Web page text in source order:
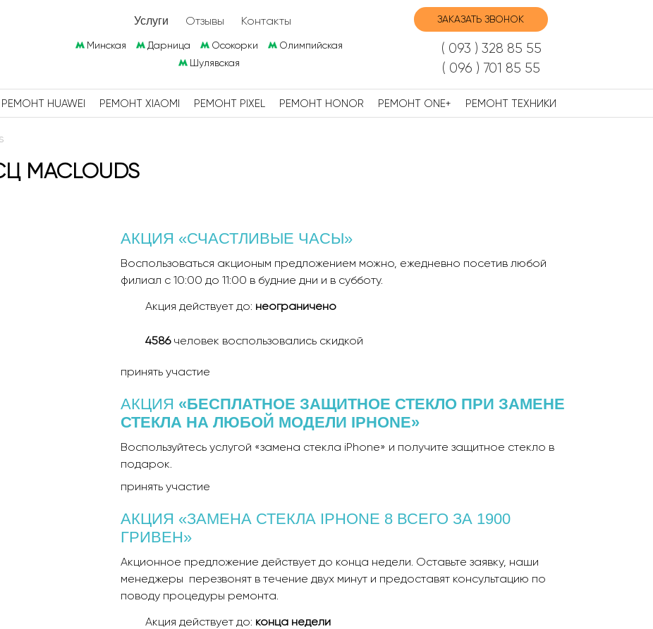
Услуги Отзывы Контакты
Минская Дарница Осокорки
Олимпийская
Шулявская
ЗАКАЗАТЬ ЗВОНОК
( 093 ) 328 85 55
( 096 ) 701 85 55
РЕМОНТ HUAWEI РЕМОНТ XIAOMI РЕМОНТ PIXEL РЕМОНТ HONOR РЕМОНТ ONE+ РЕМОНТ ТЕХНИКИ
MACLOUDS
АКЦИЯ «СЧАСТЛИВЫЕ ЧАСЫ»
Воспользоваться акционым предложением можно, ежедневно посетив любой
филиал с 10:00 до 11:00 в будние дни и в субботу.
Акция действует до: неограничено
4586человек воспользовались скидкой
принять участие
АКЦИЯ «БЕСПЛАТНОЕ ЗАЩИТНОЕ СТЕКЛО ПРИ ЗАМЕНЕ
СТЕКЛА НА ЛЮБОЙ МОДЕЛИ IPHONE»
Воспользуйтесь услугой «замена стекла iPhone» и получите защитное стекло в
подарок.
принять участие
АКЦИЯ «ЗАМЕНА СТЕКЛА IPHONE 8 ВСЕГО ЗА 1900
ГРИВЕН»
Акционное предложение действует до конца недели. Оставьте заявку, наши
менеджеры перезвонят в течение двух минут и предоставят консультацию по
поводу процедуры ремонта.
Акция действует до: конца недели